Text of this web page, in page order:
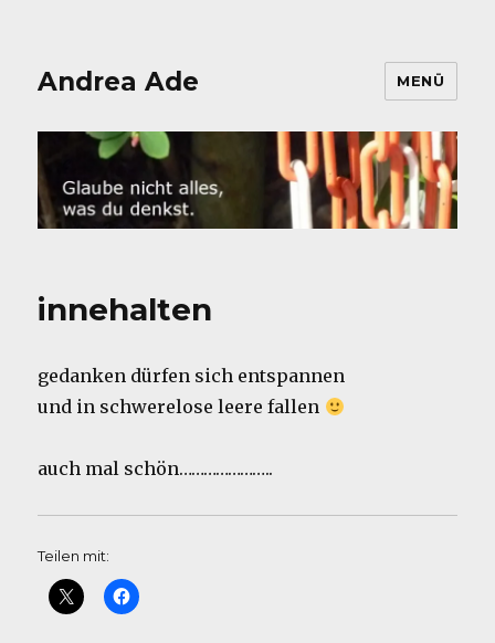
Andrea Ade MENÜ
innehalten
gedanken dürfen sich entspannen
und in schwerelose leere fallen
auch mal schön…………………..
Teilen mit: